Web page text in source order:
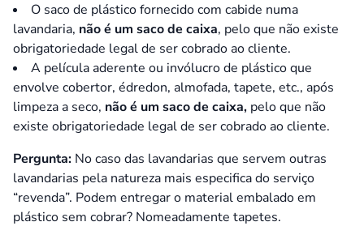
O saco de plástico fornecido com cabide numa
lavandaria, não é um saco de caixa, pelo que não existe
obrigatoriedade legal de ser cobrado ao cliente.
A película aderente ou invólucro de plástico que
envolve cobertor, édredon, almofada, tapete, etc., após
limpeza a seco, não é um saco de caixa, pelo que não
existe obrigatoriedade legal de ser cobrado ao cliente.
Pergunta: No caso das lavandarias que servem outras
lavandarias pela natureza mais especifica do serviço
“revenda”. Podem entregar o material embalado em
plástico sem cobrar? Nomeadamente tapetes.